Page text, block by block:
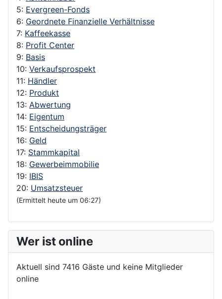
5: Evergreen-Fonds
6: Geordnete Finanzielle Verhältnisse
7: Kaffeekasse
8: Profit Center
9: Basis
10: Verkaufsprospekt
11: Händler
12: Produkt
13: Abwertung
14: Eigentum
15: Entscheidungsträger
16: Geld
17: Stammkapital
18: Gewerbeimmobilie
19: IBIS
20: Umsatzsteuer
(Ermittelt heute um 06:27)
Wer ist online
Aktuell sind 7416 Gäste und keine Mitglieder
online